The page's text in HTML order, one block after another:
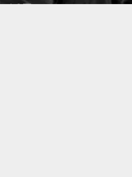
127